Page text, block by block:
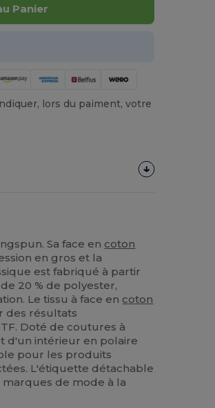
Panier
lors du paiment, votre
Sa face en coton
en gros et la
est fabriqué à partir
20 % de polyester,
Le tissu à face en coton
des résultats
Doté de coutures à
d'un intérieur en polaire
pour les produits
L'étiquette détachable
de mode à la